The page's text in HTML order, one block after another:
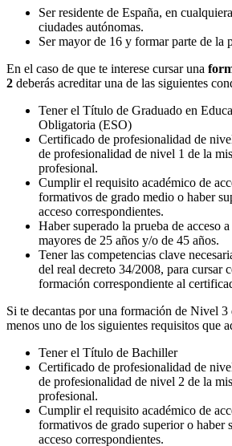
Ser residente de España, en
ciudades autónomas.
Ser mayor de 16 y formar parte de la
En el caso de que te interese cursar una
2 deberás acreditar una de las siguientes
Tener el Título de Graduado en
Obligatoria (ESO)
Certificado de profesionalidad de
de profesionalidad de nivel 1 de la
profesional.
Cumplir el requisito académico de
formativos de grado medio o haber
acceso correspondientes.
Haber superado la prueba de acceso
mayores de 25 años y/o de 45 años.
Tener las competencias clave
del real decreto 34/2008, para cursar
formación correspondiente al
Si te decantas por una formación de Nivel 3
menos uno de los siguientes requisitos que
Tener el Título de Bachiller
Certificado de profesionalidad de
de profesionalidad de nivel 2 de la
profesional.
Cumplir el requisito académico de
formativos de grado superior o haber
acceso correspondientes.